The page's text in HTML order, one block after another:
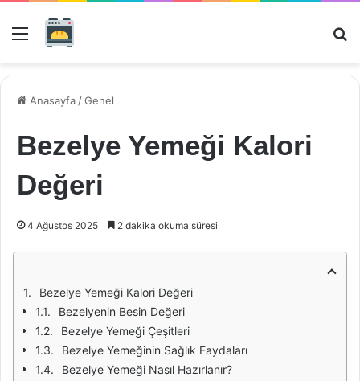
Menü
Anasayfa /Genel
Bezelye Yemeği Kalori
Değeri
4 Ağustos 2025 2 dakika okuma süresi
Bezelye Yemeği Kalori Değeri
Bezelyenin Besin Değeri
Bezelye Yemeği Çeşitleri
Bezelye Yemeğinin Sağlık Faydaları
Bezelye Yemeği Nasıl Hazırlanır?